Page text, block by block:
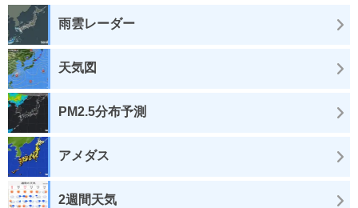
雨雲レーダー
天気図
PM2.5分布予測
アメダス
2週間天気